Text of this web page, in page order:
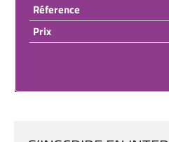
Réference
Prix